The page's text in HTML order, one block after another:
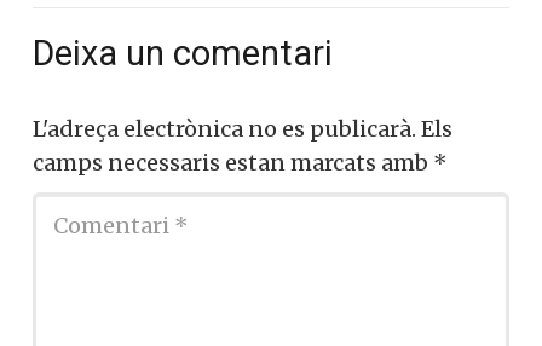
Deixa un comentari
L'adreça electrònica no es publicarà. Els
camps necessaris estan marcats amb *